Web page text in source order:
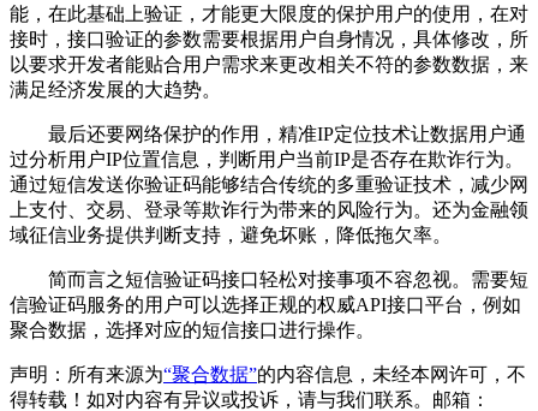
能，在此基础上验证，才能更大限度的保护用户的使用，在对
接时，接口验证的参数需要根据用户自身情况，具体修改，所
以要求开发者能贴合用户需求来更改相关不符的参数数据，来
满足经济发展的大趋势。
最后还要网络保护的作用，精准IP定位技术让数据用户通
过分析用户IP位置信息，判断用户当前IP是否存在欺诈行为。
通过短信发送你验证码能够结合传统的多重验证技术，减少网
上支付、交易、登录等欺诈行为带来的风险行为。还为金融领
域征信业务提供判断支持，避免坏账，降低拖欠率。
简而言之短信验证码接口轻松对接事项不容忽视。需要短
信验证码服务的用户可以选择正规的权威API接口平台，例如
聚合数据，选择对应的短信接口进行操作。
声明：所有来源为“聚合数据”的内容信息，未经本网许可，不
得转载！如对内容有异议或投诉，请与我们联系。邮箱：